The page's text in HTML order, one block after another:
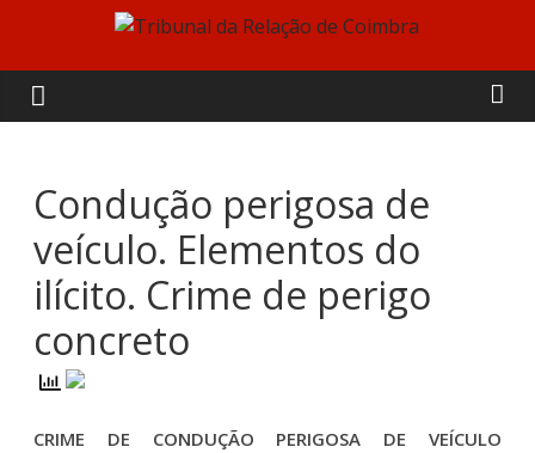
content
Tribunal
da
Relação
de
Coimbra
Condução perigosa de
veículo. Elementos do
ilícito. Crime de perigo
concreto
CRIME DE CONDUÇÃO PERIGOSA DE VEÍCULO